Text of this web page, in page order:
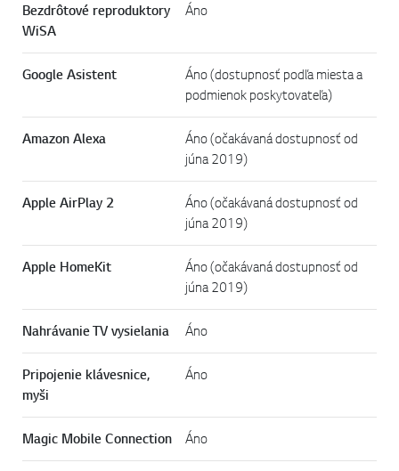
Bezdrôtové reproduktory
WiSA
Áno
Google Asistent
Áno (dostupnosť podľa miesta a
podmienok poskytovateľa)
Amazon Alexa
Áno (očakávaná dostupnosť od
júna 2019)
Apple AirPlay 2
Áno (očakávaná dostupnosť od
júna 2019)
Apple HomeKit
Áno (očakávaná dostupnosť od
júna 2019)
Nahrávanie TV vysielania Áno
Pripojenie klávesnice,
myši
Áno
Magic Mobile Connection Áno